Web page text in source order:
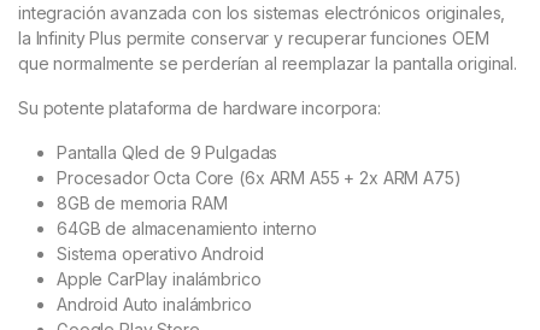
integración avanzada con los sistemas electrónicos originales,
la Infinity Plus permite conservar y recuperar funciones OEM
que normalmente se perderían al reemplazar la pantalla original.
Su potente plataforma de hardware incorpora:
Pantalla Qled de 9 Pulgadas
Procesador Octa Core (6x ARM A55 + 2x ARM A75)
8GB de memoria RAM
64GB de almacenamiento interno
Sistema operativo Android
Apple CarPlay inalámbrico
Android Auto inalámbrico